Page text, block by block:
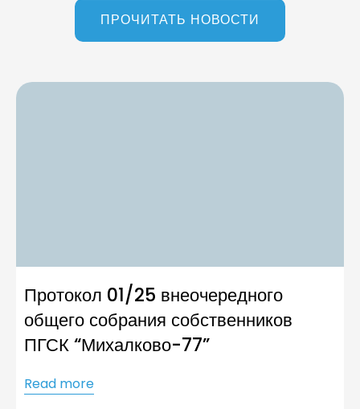
ПРОЧИТАТЬ НОВОСТИ
Протокол 01/25 внеочередного
общего собрания собственников
ПГСК “Михалково-77”
Read more